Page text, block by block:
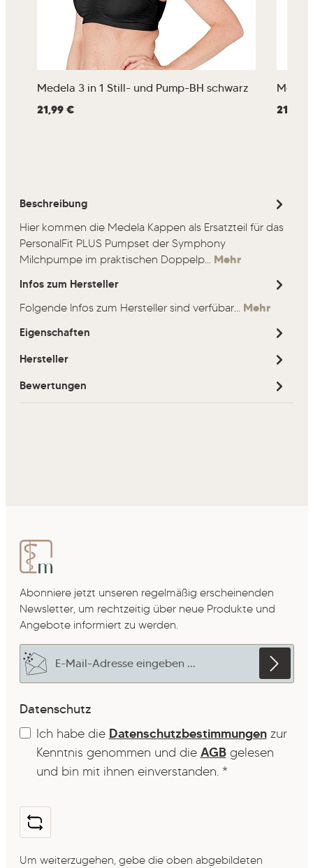
Medela 3 in 1 Still- und Pump-BH schwarz
Regulärer Preis:
21,99 € 21,99 €
Beschreibung
Hier kommen die Medela Kappen als Ersatzteil für das
PersonalFit PLUS Pumpset der Symphony
Milchpumpe im praktischen Doppelp… Mehr
Infos zum Hersteller
Folgende Infos zum Hersteller sind verfübar... Mehr
Eigenschaften
Hersteller
Bewertungen
Abonniere jetzt unseren regelmäßig erscheinenden
Newsletter, um rechtzeitig über neue Produkte und
Angebote informiert zu werden.
E-Mail-Adresse*
Datenschutz
Ich habe die Datenschutzbestimmungenzur
Kenntnis genommen und die AGBgelesen
und bin mit ihnen einverstanden. *
Um weiterzugehen, gebe die oben abgebildeten